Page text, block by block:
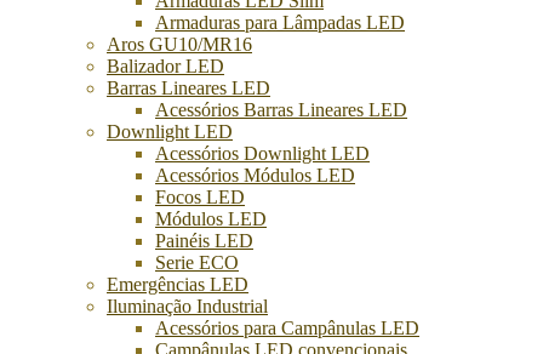
Armaduras para Lâmpadas LED
Aros GU10/MR16
Balizador LED
Barras Lineares LED
Acessórios Barras Lineares LED
Downlight LED
Acessórios Downlight LED
Acessórios Módulos LED
Focos LED
Módulos LED
Painéis LED
Serie ECO
Emergências LED
Iluminação Industrial
Acessórios para Campânulas LED
Campânulas LED convencionais